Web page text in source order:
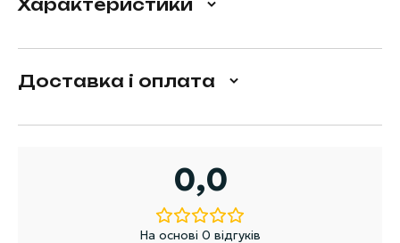
Характеристики
Доставка і оплата
0,0
На основі 0 відгуків